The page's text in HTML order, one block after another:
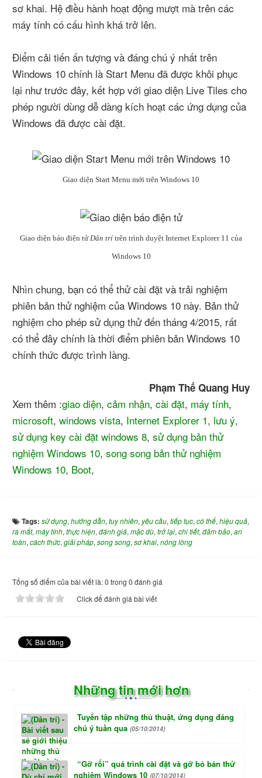
sơ khai. Hệ điều hành hoạt động mượt mà trên các
máy tính có cấu hình khá trở lên.
Điểm cải tiến ấn tượng và đáng chú ý nhất trên
Windows 10 chính là Start Menu đã được khôi phục
lại như trước đây, kết hợp với giao diện Live Tiles cho
phép người dùng dễ dàng kích hoạt các ứng dụng của
Windows đã được cài đặt.
Giao diện Start Menu mới trên Windows 10
Giao diện báo điện tửDân trítrên trình duyệt Internet Explorer 11 của
Windows 10
Nhìn chung, bạn có thể thử cài đặt và trải nghiệm
phiên bản thử nghiệm của Windows 10 này. Bản thử
nghiệm cho phép sử dụng thử đến tháng 4/2015, rất
có thể đây chính là thời điểm phiên bản Windows 10
chính thức được trình làng.
Phạm Thế Quang Huy
Xem thêm :giao diện, cảm nhận, cài đặt, máy tính,
microsoft, windows vista, Internet Explorer 1, lưu ý,
sử dụng key cài đặt windows 8, sử dụng bản thử
nghiệm Windows 10, song song bản thử nghiệm
Windows 10, Boot,
Tags: sử dụng, hướng dẫn, tuy nhiên, yêu cầu, tiếp tục, có thể, hiệu quả,
ra mắt, máy tính, thực hiện, đánh giá, mặc dù, trở lại, chi tiết, đảm bảo, an
toàn, cách thức, giải pháp, song song, sơ khai, nóng lòng
Tổng số điểm của bài viết là: 0 trong 0 đánh giá
Click để đánh giá bài viết
Những tin mới hơn
Tuyển tập những thủ thuật, ứng dụng đáng
chú ý tuần qua (05/10/2014)
“Gỡ rối” quá trình cài đặt và gỡ bỏ bản thử
nghiệm Windows 10 (07/10/2014)